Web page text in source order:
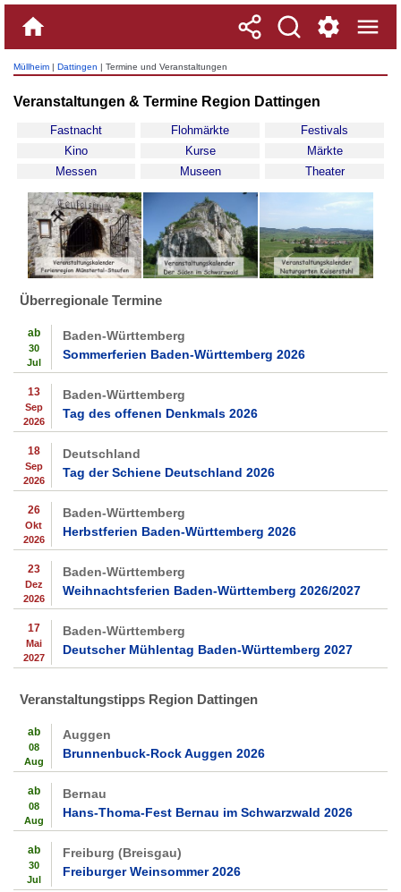
Müllheim | Dattingen | Termine und Veranstaltungen
Veranstaltungen & Termine Region Dattingen
Fastnacht Flohmärkte
Festivals
Kino
Kurse
Märkte
Messen
Museen Theater
Überregionale Termine
ab
30
Jul
Baden-Württemberg
Sommerferien Baden-Württemberg 2026
13
Sep
2026
Baden-Württemberg
Tag des offenen Denkmals 2026
18
Sep
2026
Deutschland
Tag der Schiene Deutschland 2026
26
Okt
2026
Baden-Württemberg
Herbstferien Baden-Württemberg 2026
23
Dez
2026
Baden-Württemberg
Weihnachtsferien Baden-Württemberg 2026/2027
17
Mai
2027
Baden-Württemberg
Deutscher Mühlentag Baden-Württemberg 2027
Veranstaltungstipps Region Dattingen
ab
08
Aug
Auggen
Brunnenbuck-Rock Auggen 2026
ab
08
Aug
Bernau
Hans-Thoma-Fest Bernau im Schwarzwald 2026
ab
30
Jul
Freiburg (Breisgau)
Freiburger Weinsommer 2026